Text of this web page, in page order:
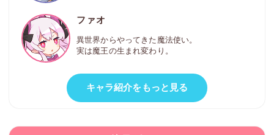
ファオ
異世界からやってきた魔法使い。
実は魔王の生まれ変わり。
キャラ紹介をもっと見る